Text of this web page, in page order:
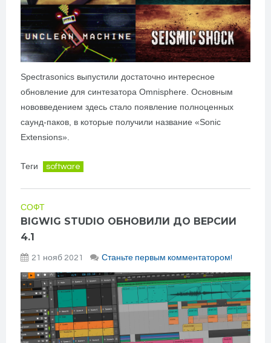
Spectrasonics выпустили достаточно интересное
обновление для синтезатора Omnisphere. Основным
нововведением здесь стало появление полноценных
саунд-паков, в которые получили название «Sonic
Extensions».
Теги software
СОФТ
BIGWIG STUDIO ОБНОВИЛИ ДО ВЕРСИИ
4.1
21 нояб 2021 Станьте первым комментатором!